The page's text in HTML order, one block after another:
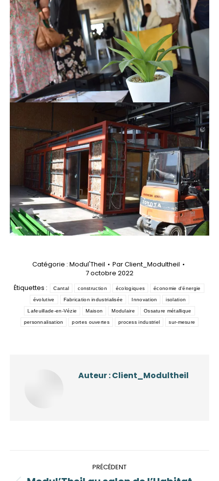
Catégorie : Modul'Theil ParClient_Modultheil
7 octobre 2022
Étiquettes :
Cantal construction écologiques économie d'énergie
évolutive Fabrication industrialisée Innovation isolation
Lafeuillade-en-Vézie Maison Modulaire Ossature métallique
personnalisation portes ouvertes process industriel sur-mesure
Auteur :Client_Modultheil
PRÉCÉDENT